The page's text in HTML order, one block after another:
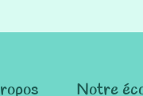
Notre